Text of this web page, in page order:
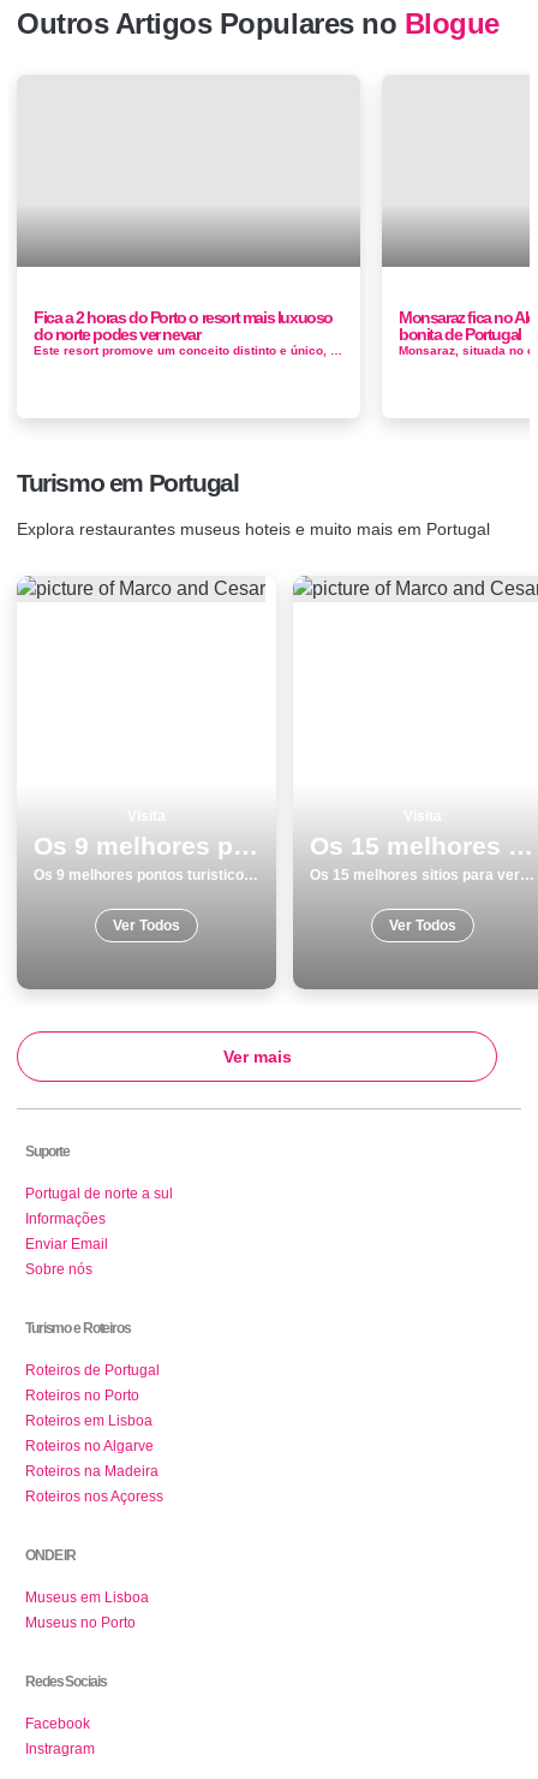
Outros Artigos Populares no Blogue
Fica a 2 horas do Porto o resort mais luxuoso
do norte podes ver nevar
Monsaraz fica no
bonita de Portugal
Turismo em Portugal
Explora restaurantes museus hoteis e muito mais em Portugal
Os 9 melhores pontos turisticos para visitar em Monumentos Portalegre
Os 9 melhores pontos turisticos para visitar em Monumentos Portalegre
Ver Todos
Os 15 melhores sitios para ver e visitar em Monumentos no Porto
Os 15 melhores sitios para ver e visitar em Monumentos no Porto
Ver Todos
Ver mais
Suporte
Portugal de norte a sul
Informações
Enviar Email
Sobre nós
Turismo e Roteiros
Roteiros de Portugal
Roteiros no Porto
Roteiros em Lisboa
Roteiros no Algarve
Roteiros na Madeira
Roteiros nos Açoress
ONDE IR
Museus em Lisboa
Museus no Porto
Redes Sociais
Facebook
Instragram